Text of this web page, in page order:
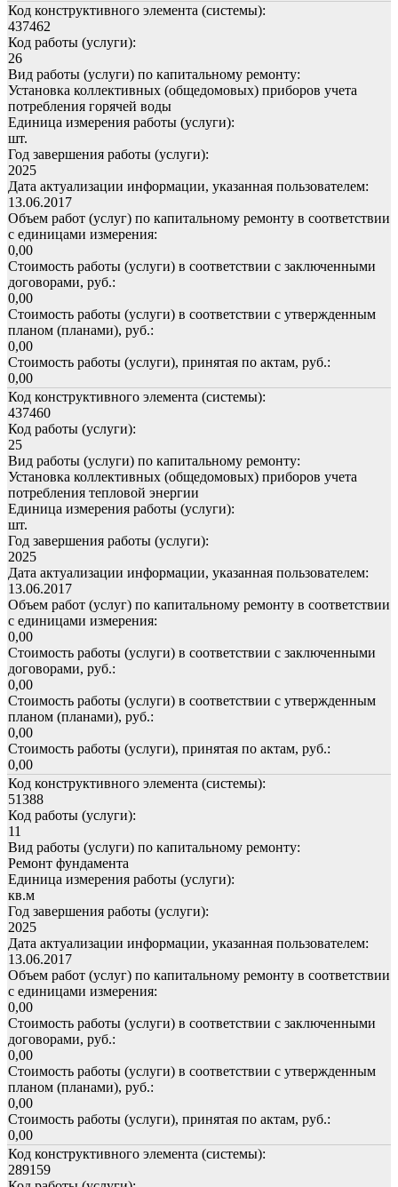
Код конструктивного элемента (системы):
437462
Код работы (услуги):
26
Вид работы (услуги) по капитальному ремонту:
Установка коллективных (общедомовых) приборов учета
потребления горячей воды
Единица измерения работы (услуги):
шт.
Год завершения работы (услуги):
2025
Дата актуализации информации, указанная пользователем:
13.06.2017
Объем работ (услуг) по капитальному ремонту в соответствии
с единицами измерения:
0,00
Стоимость работы (услуги) в соответствии с заключенными
договорами, руб.:
0,00
Стоимость работы (услуги) в соответствии с утвержденным
планом (планами), руб.:
0,00
Стоимость работы (услуги), принятая по актам, руб.:
0,00
Код конструктивного элемента (системы):
437460
Код работы (услуги):
25
Вид работы (услуги) по капитальному ремонту:
Установка коллективных (общедомовых) приборов учета
потребления тепловой энергии
Единица измерения работы (услуги):
шт.
Год завершения работы (услуги):
2025
Дата актуализации информации, указанная пользователем:
13.06.2017
Объем работ (услуг) по капитальному ремонту в соответствии
с единицами измерения:
0,00
Стоимость работы (услуги) в соответствии с заключенными
договорами, руб.:
0,00
Стоимость работы (услуги) в соответствии с утвержденным
планом (планами), руб.:
0,00
Стоимость работы (услуги), принятая по актам, руб.:
0,00
Код конструктивного элемента (системы):
51388
Код работы (услуги):
11
Вид работы (услуги) по капитальному ремонту:
Ремонт фундамента
Единица измерения работы (услуги):
кв.м
Год завершения работы (услуги):
2025
Дата актуализации информации, указанная пользователем:
13.06.2017
Объем работ (услуг) по капитальному ремонту в соответствии
с единицами измерения:
0,00
Стоимость работы (услуги) в соответствии с заключенными
договорами, руб.:
0,00
Стоимость работы (услуги) в соответствии с утвержденным
планом (планами), руб.:
0,00
Стоимость работы (услуги), принятая по актам, руб.:
0,00
Код конструктивного элемента (системы):
289159